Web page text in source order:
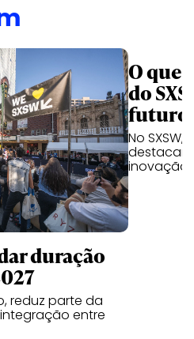
duração
reduz parte da
entre
O que
do
futuro
No
inovação